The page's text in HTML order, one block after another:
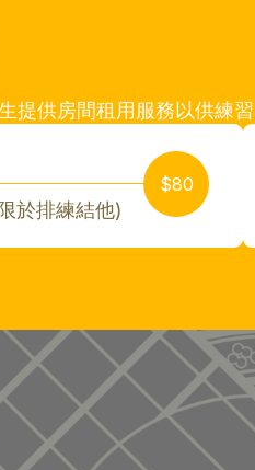
提供房間租用服務以供練
$80
於排練結他)